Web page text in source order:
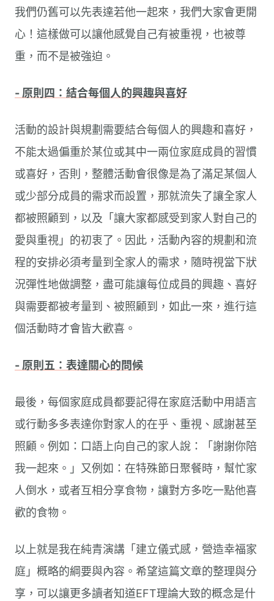
我們仍舊可以先表達若他一起來，我們大家會更開
心！這樣做可以讓他感覺自己有被重視，也被尊
重，而不是被強迫。
- 原則四：結合每個人的興趣與喜好
活動的設計與規劃需要結合每個人的興趣和喜好，
不能太過偏重於某位或其中一兩位家庭成員的習慣
或喜好，否則，整體活動會很像是為了滿足某個人
或少部分成員的需求而設置，那就流失了讓全家人
都被照顧到，以及「讓大家都感受到家人對自己的
愛與重視」的初衷了。因此，活動內容的規劃和流
程的安排必須考量到全家人的需求，隨時視當下狀
況彈性地做調整，盡可能讓每位成員的興趣、喜好
與需要都被考量到、被照顧到，如此一來，進行這
個活動時才會皆大歡喜。
- 原則五：表達關心的問候
最後，每個家庭成員都要記得在家庭活動中用語言
或行動多多表達你對家人的在乎、重視、感謝甚至
照顧。例如：口語上向自己的家人說：「謝謝你陪
我一起來。」又例如：在特殊節日聚餐時，幫忙家
人倒水，或者互相分享食物，讓對方多吃一點他喜
歡的食物。
以上就是我在純青演講「建立儀式感，營造幸福家
庭」概略的綱要與內容。希望這篇文章的整理與分
享，可以讓更多讀者知道EFT理論大致的概念是什